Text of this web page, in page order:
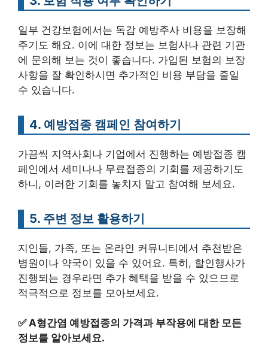
일부 건강보험에서는 독감 예방주사 비용을 보장해
주기도 해요. 이에 대한 정보는 보험사나 관련 기관
에 문의해 보는 것이 좋습니다. 가입된 보험의 보장
사항을 잘 확인하시면 추가적인 비용 부담을 줄일
수 있습니다.
4. 예방접종 캠페인 참여하기
가끔씩 지역사회나 기업에서 진행하는 예방접종 캠
페인에서 세미나나 무료접종의 기회를 제공하기도
하니, 이러한 기회를 놓치지 말고 참여해 보세요.
5. 주변 정보 활용하기
지인들, 가족, 또는 온라인 커뮤니티에서 추천받은
병원이나 약국이 있을 수 있어요. 특히, 할인행사가
진행되는 경우라면 추가 혜택을 받을 수 있으므로
적극적으로 정보를 모아보세요.
✅A형간염 예방접종의 가격과 부작용에 대한 모든
정보를 알아보세요.